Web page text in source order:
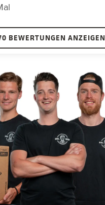
BEWERTUNGEN ANZEIGEN